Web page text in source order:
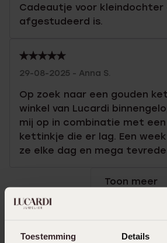
Toestemming Details
Cadeautje voor kleindochter
afgestudeerd is.
29-08-2025 - Anna S.
Op zoek naar een gouden
winkel van Lucardi
mij op in combinatie met
kettinkje die er lag. Een
ze elke dag en mega
Toon meer
Selecteer maat &